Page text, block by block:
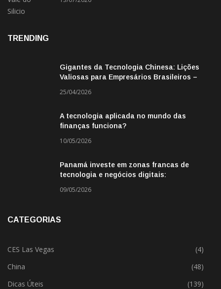
TRENDING
Gigantes da Tecnologia Chinesa: Lições
Valiosas para Empresários Brasileiros –
25/04/2026
A tecnologia aplicada no mundo das
finanças funciona?
10/05/2026
Panamá investe em zonas francas de
tecnologia e negócios digitais:
09/05/2026
CATEGORIAS
CES Las Vegas
(4)
China
(48)
Dicas Úteis
(139)